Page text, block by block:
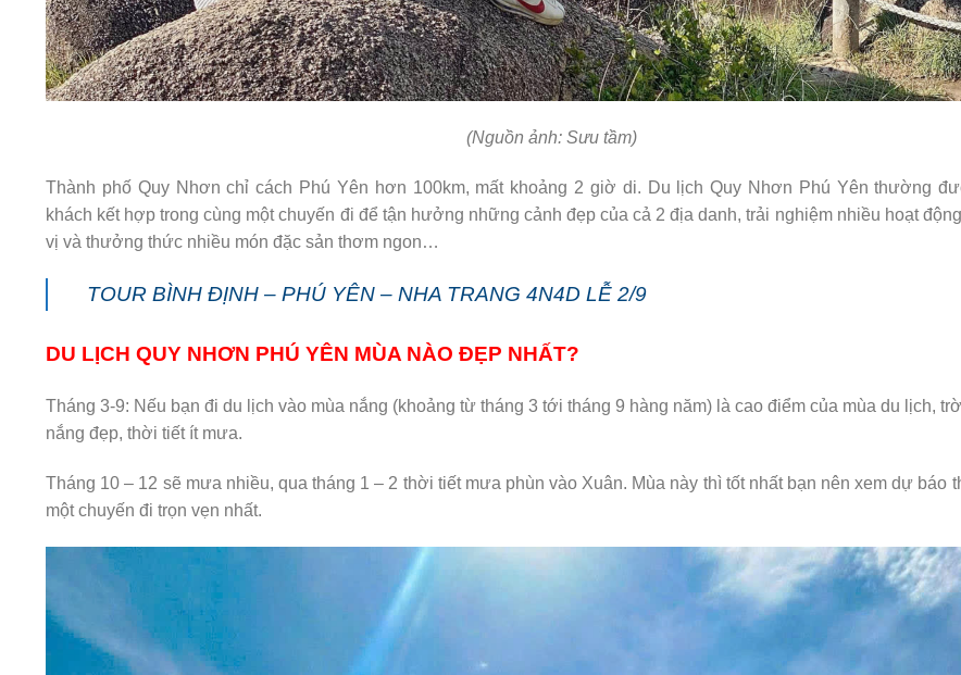
(Nguồn ảnh: Sưu tầm)
Thành phố Quy Nhơn chỉ cách Phú Yên hơn 100km, mất khoảng 2 giờ di. Du lịch Quy Nhơn Phú Yên thường
khách kết hợp trong cùng một chuyến đi để tận hưởng những cảnh đẹp của cả 2 địa danh, trải nghiệm nhiều hoạt
vị và thưởng thức nhiều món đặc sản thơm ngon…
TOUR BÌNH ĐỊNH – PHÚ YÊN – NHA TRANG 4N4D LỄ 2/9
DU LỊCH QUY NHƠN PHÚ YÊN MÙA NÀO ĐẸP NHẤT?
Tháng 3-9: Nếu bạn đi du lịch vào mùa nắng (khoảng từ tháng 3 tới tháng 9 hàng năm) là cao điểm của mùa du lịch,
nắng đẹp, thời tiết ít mưa.
Tháng 10 – 12 sẽ mưa nhiều, qua tháng 1 – 2 thời tiết mưa phùn vào Xuân. Mùa này thì tốt nhất bạn nên xem dự báo
một chuyến đi trọn vẹn nhất.